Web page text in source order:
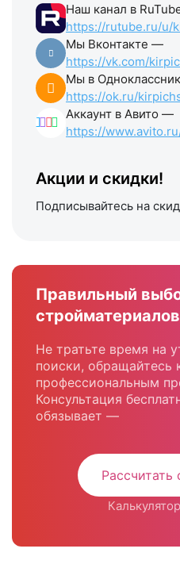
Наш канал в
https://rutube.ru/u/
Мы Вконтакте —
https://vk.com/
Мы в
https://ok.ru/
Аккаунт в Авито —
https://
Акции и скидки!
Подписывайтесь на
Правильный
Не тратьте время на
поиски, обращайтесь
профессиональным
Консультация
обязывает —
Рассчитать